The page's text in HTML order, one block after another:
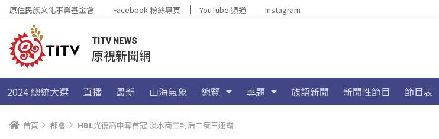
原住民族文化事業基金會 Facebook 粉絲專頁 YouTube 頻道 Instagram
TITV NEWS
原視新聞網
2024 總統大選 直播 最新 山海氣象 總覽 專題 族語新聞 新聞性節目 節目表
首頁 都會 HBL光復高中奪首冠 淡水商工封后二度三連霸